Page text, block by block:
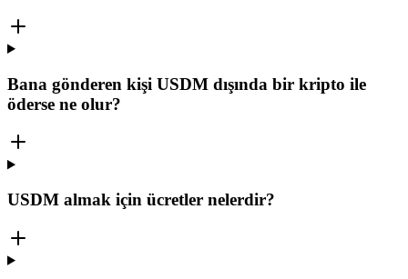
Bana gönderen kişi USDM dışında bir kripto ile
öderse ne olur?
USDM almak için ücretler nelerdir?